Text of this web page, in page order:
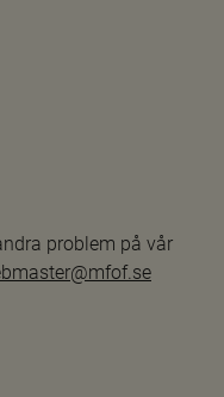
problem på vår